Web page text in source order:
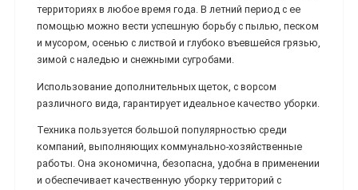
территориях в любое время года. В летний период с ее
помощью можно вести успешную борьбу с пылью, песком
и мусором, осенью с листвой и глубоко въевшейся грязью,
зимой с наледью и снежными сугробами.
Использование дополнительных щеток, с ворсом
различного вида, гарантирует идеальное качество уборки.
Техника пользуется большой популярностью среди
компаний, выполняющих коммунально-хозяйственные
работы. Она экономична, безопасна, удобна в применении
и обеспечивает качественную уборку территорий с